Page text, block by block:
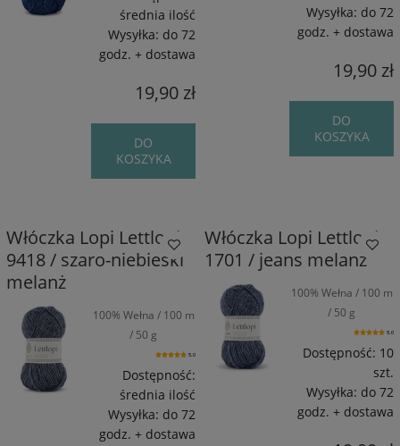
średnia ilość
Wysyłka: do 72
godz. + dostawa
19,90 zł
DO
KOSZYKA
Wysyłka: do 72
godz. + dostawa
19,90 zł
DO
KOSZYKA
Włóczka Lopi Lettlopi
9418 / szaro-niebieski
melanż
100% Wełna / 100 m
/ 50 g
5.0
Dostępność:
średnia ilość
Wysyłka: do 72
godz. + dostawa
Włóczka Lopi Lettlopi
1701 / jeans melanż
100% Wełna / 100 m
/ 50 g
5.0
Dostępność: 10
szt.
Wysyłka: do 72
godz. + dostawa